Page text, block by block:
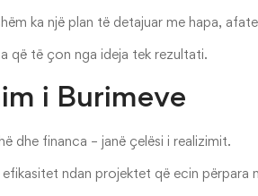
ka një plan të detajuar me hapa,
që të çon nga ideja tek rezultati.
i Burimeve
dhe financa – janë çelësi i realizimit.
efikasitet ndan projektet që ecin përpara